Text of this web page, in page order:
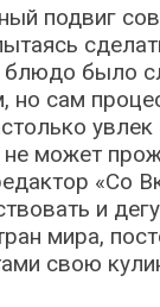
подвиг
блюдо было
но сам
увлек
не может
«Со
и
мира,
свою